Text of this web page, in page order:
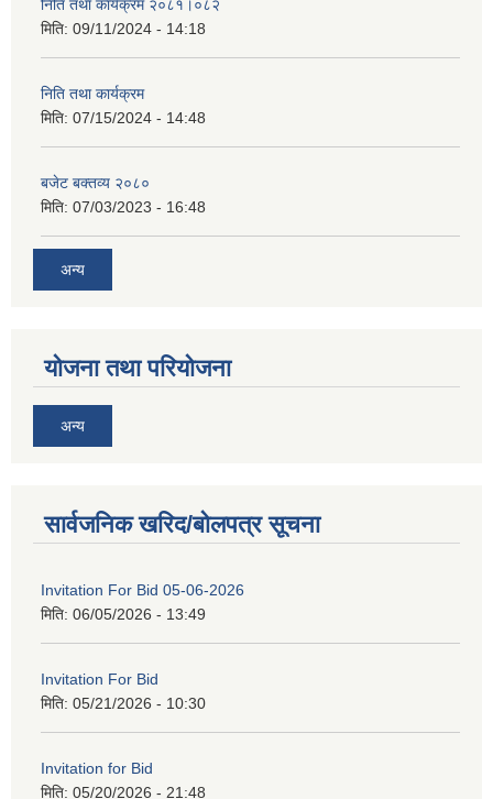
निति तथा कार्यक्रम २०८१।०८२
मिति: 09/11/2024 - 14:18
निति तथा कार्यक्रम
मिति: 07/15/2024 - 14:48
बजेट बक्तव्य २०८०
मिति: 07/03/2023 - 16:48
अन्य
योजना तथा परियोजना
अन्य
सार्वजनिक खरिद/बोलपत्र सूचना
Invitation For Bid 05-06-2026
मिति: 06/05/2026 - 13:49
Invitation For Bid
मिति: 05/21/2026 - 10:30
Invitation for Bid
मिति: 05/20/2026 - 21:48